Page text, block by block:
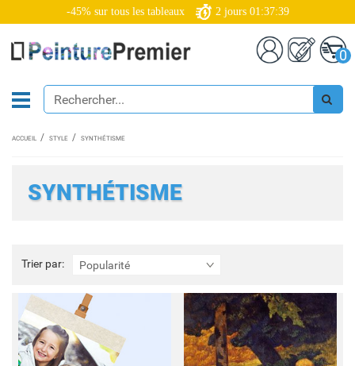
-45% sur tous les tableaux 2 jours 01:37:37
0
ACCUEIL STYLE SYNTHÉTISME
SYNTHÉTISME
Trier par: Popularité
Trier
par: